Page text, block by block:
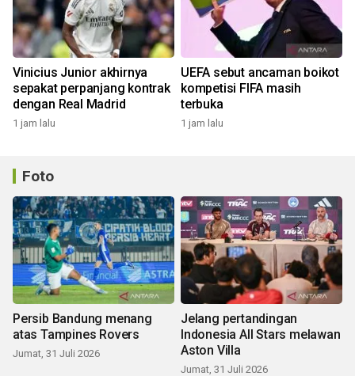
Vinicius Junior akhirnya
sepakat perpanjang kontrak
dengan Real Madrid
1 jam lalu
UEFA sebut ancaman boikot
kompetisi FIFA masih
terbuka
1 jam lalu
Foto
Persib Bandung menang
atas Tampines Rovers
Jumat, 31 Juli 2026
Jelang pertandingan
Indonesia All Stars melawan
Aston Villa
Jumat, 31 Juli 2026